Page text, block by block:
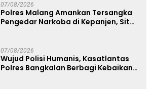
07/08/2026
Polres Malang Amankan Tersangka
Pengedar Narkoba di Kepanjen, Sita
07/08/2026
Wujud Polisi Humanis, Kasatlantas
Polres Bangkalan Berbagi Kebaikan